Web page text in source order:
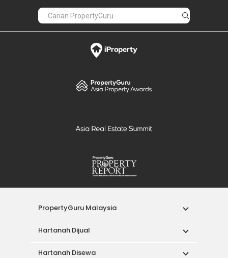
PropertyGuru Malaysia
Hartanah Dijual
Hartanah Disewa